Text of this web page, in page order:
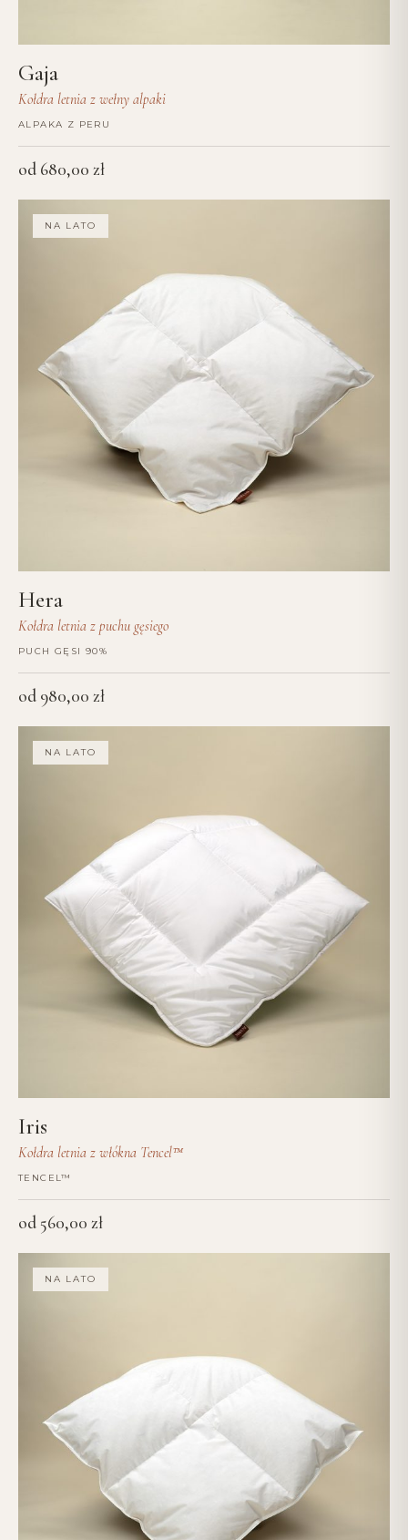
Gaja
Kołdra letnia z wełny alpaki
ALPAKA Z PERU
od 680,00 zł
NA LATO
Hera
Kołdra letnia z puchu gęsiego
PUCH GĘSI 90%
od 980,00 zł
NA LATO
Iris
Kołdra letnia z włókna Tencel™
TENCEL™
od 560,00 zł
NA LATO